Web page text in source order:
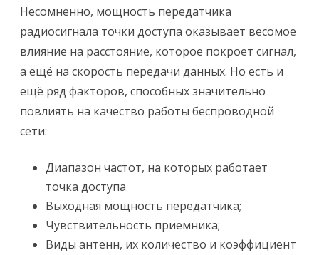
роутера
и
радиус
Несомненно, мощность передатчика
радиосигнала точки доступа оказывает весомое
влияние на расстояние, которое покроет сигнал,
а ещё на скорость передачи данных. Но есть и
ещё ряд факторов, способных значительно
повлиять на качество работы беспроводной
сети:
Диапазон частот, на которых работает
точка доступа
Выходная мощность передатчика;
Чувствительность приемника;
Виды антенн, их количество и коэффициент